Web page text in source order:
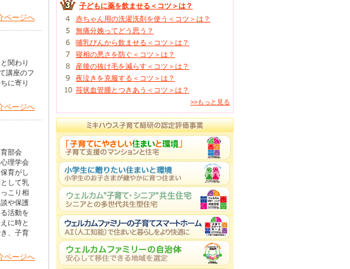
ページへ
関わり
講座のフ
に寄り
ページへ
部会
理学会
育がし
して乳
こり相
や保護
活動を
に時と
、子育
ページへ
子どもに薬を飲ませる＜コツ＞は？
赤ちゃん用の洗濯洗剤を使う＜コツ＞は？
無痛分娩ってどう思う？
哺乳びんから飲ませる＜コツ＞は？
寝相の悪さを防ぐ＜コツ＞は？
産後の抜け毛を減らす＜コツ＞は？
夜泣きを克服する＜コツ＞は？
苺状血管腫とつきあう＜コツ＞は？
>>もっと見る